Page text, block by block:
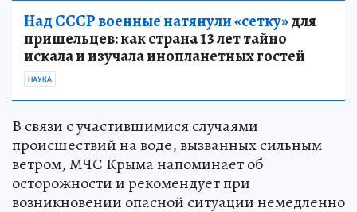
Над СССР военные натянули «сетку»для
пришельцев: как страна 13 лет тайно
искала и изучала инопланетных гостей
НАУКА
В связи с участившимися случаями
происшествий на воде, вызванных сильным
ветром, МЧС Крыма напоминает об
осторожности и рекомендует при
возникновении опасной ситуации немедленно